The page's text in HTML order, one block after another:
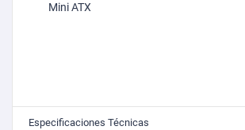
Mini ATX
Especificaciones Técnicas